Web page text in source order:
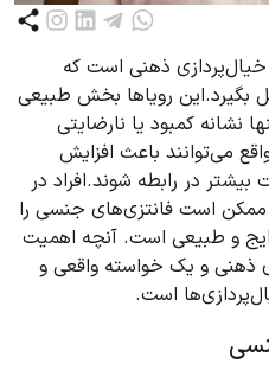
خیال‌پردازی ذهنی است که
بگیرد.این رویاها بخش طبیعی
نشانه کمبود یا نارضایتی
می‌توانند باعث افزایش
در رابطه شوند.افراد در
است فانتزی‌های جنسی را
و طبیعی است. آنچه اهمیت
ذهنی و یک خواسته واقعی و
است.